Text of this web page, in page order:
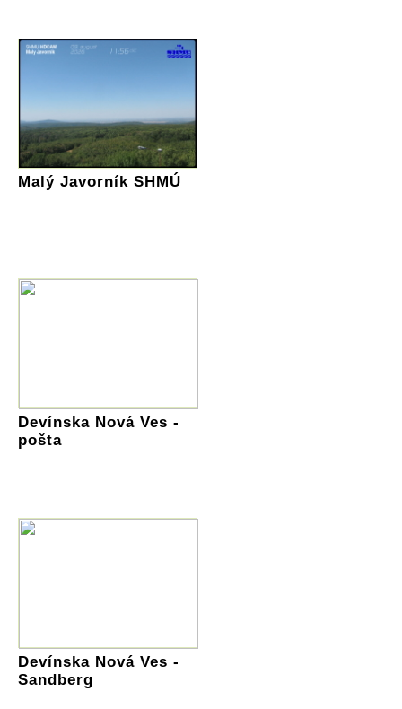
Malý Javorník SHMÚ
Devínska Nová Ves -
pošta
Devínska Nová Ves -
Sandberg